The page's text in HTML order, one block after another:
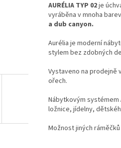
AURÉLIA TYP 02je
vyráběna v mnoha
a dub canyon.
Aurélia je moderní
stylem bez zdobných
Vystaveno na prodejně
ořech.
Nábytkovým
ložnice, jídelny,
Možnost jiných